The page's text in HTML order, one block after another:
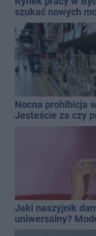
szukać nowych
Nocna prohibicja
Jesteście za czy
Jaki naszyjnik
uniwersalny?
wielu stylizacji